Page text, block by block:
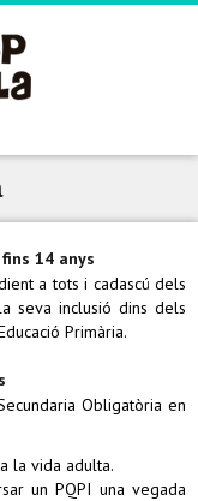
14 anys
a tots i cadascú dels
seva inclusió dins dels
Primària.
Obligatòria en
la vida adulta.
un PQPI una vegada